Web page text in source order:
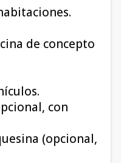
de concepto
con
(opcional,